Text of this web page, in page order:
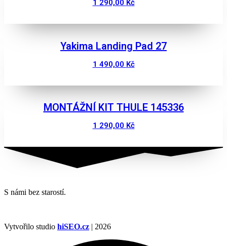
1 290,00 Kč
Yakima Landing Pad 27
1 490,00 Kč
MONTÁŽNÍ KIT THULE 145336
1 290,00 Kč
S námi bez starostí.
Vytvořilo studio hiSEO.cz | 2026